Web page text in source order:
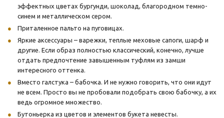
эффектных цветах бургунди, шоколад, благородном темно-
синем и металлическом сером.
Приталенное пальто на пуговицах.
Яркие аксессуары – варежки, теплые меховые сапоги, шарф и
другие. Если образ полностью классический, конечно, лучше
отдать предпочтение завышенным туфлям из замши
интересного оттенка.
Вместо галстука – бабочка. И не нужно говорить, что они идут
не всем. Просто вы не пробовали подобрать свою бабочку, а их
ведь огромное множество.
Бутоньерка из цветов и элементов букета невесты.